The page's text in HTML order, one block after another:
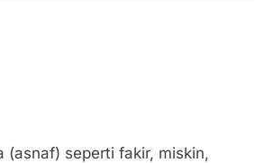
(asnaf) seperti fakir, miskin,